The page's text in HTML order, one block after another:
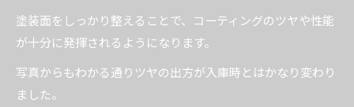
塗装面をしっかり整えることで、コーティングのツヤや性能
が十分に発揮されるようになります。
写真からもわかる通りツヤの出方が入庫時とはかなり変わり
ました。